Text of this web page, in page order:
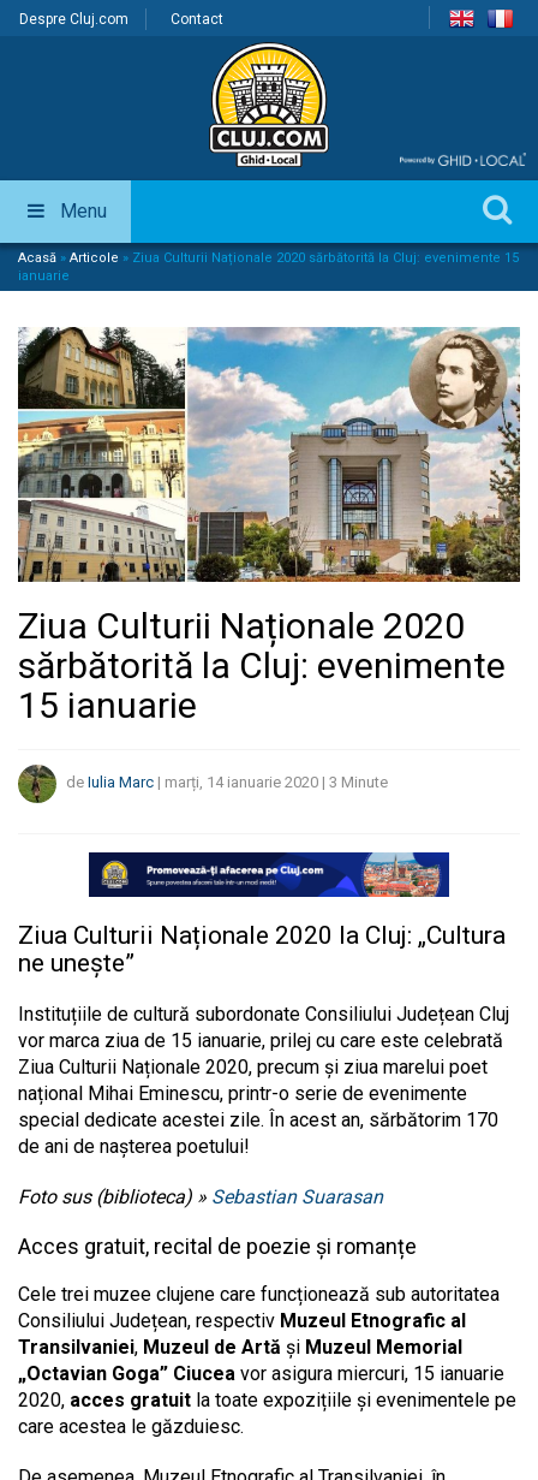
Despre Cluj.com Contact
Menu
Acasă » Articole » Ziua Culturii Naționale 2020 sărbătorită la Cluj: evenimente 15
ianuarie
Ziua Culturii Naționale 2020
sărbătorită la Cluj: evenimente
15 ianuarie
de Iulia Marc | marți, 14 ianuarie 2020 | 3 Minute
Ziua Culturii Naționale 2020 la Cluj: „Cultura
ne unește”
Instituțiile de cultură subordonate Consiliului Județean Cluj
vor marca ziua de 15 ianuarie, prilej cu care este celebrată
Ziua Culturii Naționale 2020, precum și ziua marelui poet
național Mihai Eminescu, printr-o serie de evenimente
special dedicate acestei zile. În acest an, sărbătorim 170
de ani de nașterea poetului!
Foto sus (biblioteca) » Sebastian Suarasan
Acces gratuit, recital de poezie și romanțe
Cele trei muzee clujene care funcționează sub autoritatea
Consiliului Județean, respectiv Muzeul Etnografic al
Transilvaniei, Muzeul de Artă și Muzeul Memorial
„Octavian Goga” Ciucea vor asigura miercuri, 15 ianuarie
2020, acces gratuit la toate expozițiile și evenimentele pe
care acestea le găzduiesc.